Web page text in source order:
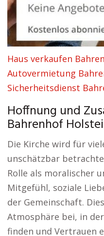
Haus verkaufen
Autovermietung
Sicherheitsdienst
Hoffnung und
Bahrenhof
Die Kirche wird für
unschätzbar
Rolle als moralischer
Mitgefühl, soziale
der Gemeinschaft.
Atmosphäre bei, in
finden und Vertrauen